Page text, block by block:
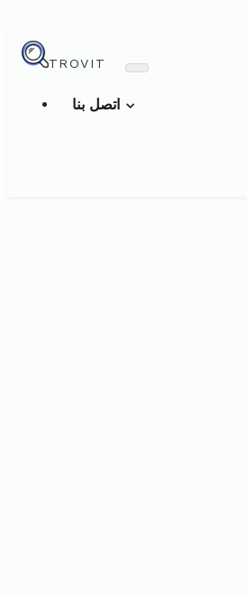
TROVIT